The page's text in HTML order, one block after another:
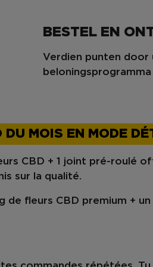
BESTEL EN
Verdien punten door
beloningsprogramma
MOIS EN MODE
CBD + 1 joint pré-roulé
sur la qualité.
de fleurs CBD premium + un